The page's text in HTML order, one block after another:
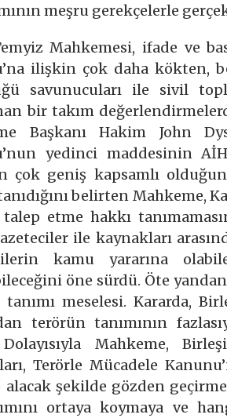
meşru gerekçelerle
Mahkemesi, ifade ve
ilişkin çok daha kökten,
savunucuları ile sivil
bir takım
Başkanı Hakim John
yedinci maddesinin
çok geniş kapsamlı
belirten Mahkeme,
etme hakkı
ile kaynakları
kamu yararına
öne sürdü. Öte
meselesi. Kararda,
terörün tanımının
Mahkeme,
Terörle Mücadele
şekilde gözden
ortaya koymaya ve